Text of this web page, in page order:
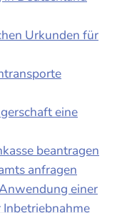
Urkunden für
eine
beantragen
anfragen
einer